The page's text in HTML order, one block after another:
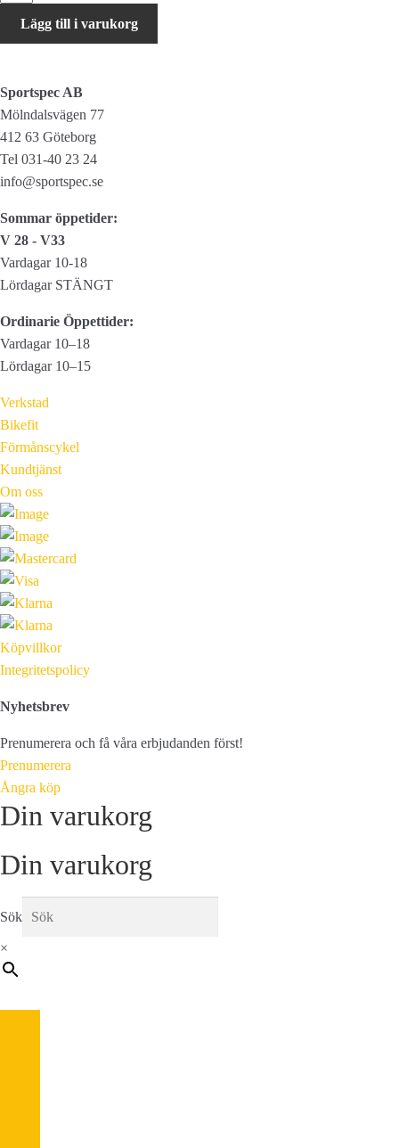
Lager
RepairLägg till i varukorg
Sportspec AB
Mölndalsvägen 77
412 63 Göteborg
Tel 031-40 23 24
info@sportspec.se
Sommar öppetider:
V 28 - V33
Vardagar 10-18
Lördagar STÄNGT
Ordinarie Öppettider:
Vardagar 10–18
Lördagar 10–15
Verkstad
Bikefit
Förmånscykel
Kundtjänst
Om oss
Köpvillkor
Integritetspolicy
Nyhetsbrev
Prenumerera och få våra erbjudanden först!
Prenumerera
Ångra köp
Din varukorg
Din varukorg
Sök
×